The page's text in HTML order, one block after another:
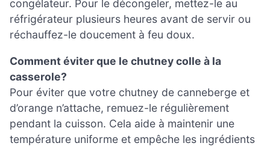
congélateur. Pour le décongeler, mettez-le au
réfrigérateur plusieurs heures avant de servir ou
réchauffez-le doucement à feu doux.
Comment éviter que le chutney colle à la
casserole?
Pour éviter que votre chutney de canneberge et
d’orange n’attache, remuez-le régulièrement
pendant la cuisson. Cela aide à maintenir une
température uniforme et empêche les ingrédients